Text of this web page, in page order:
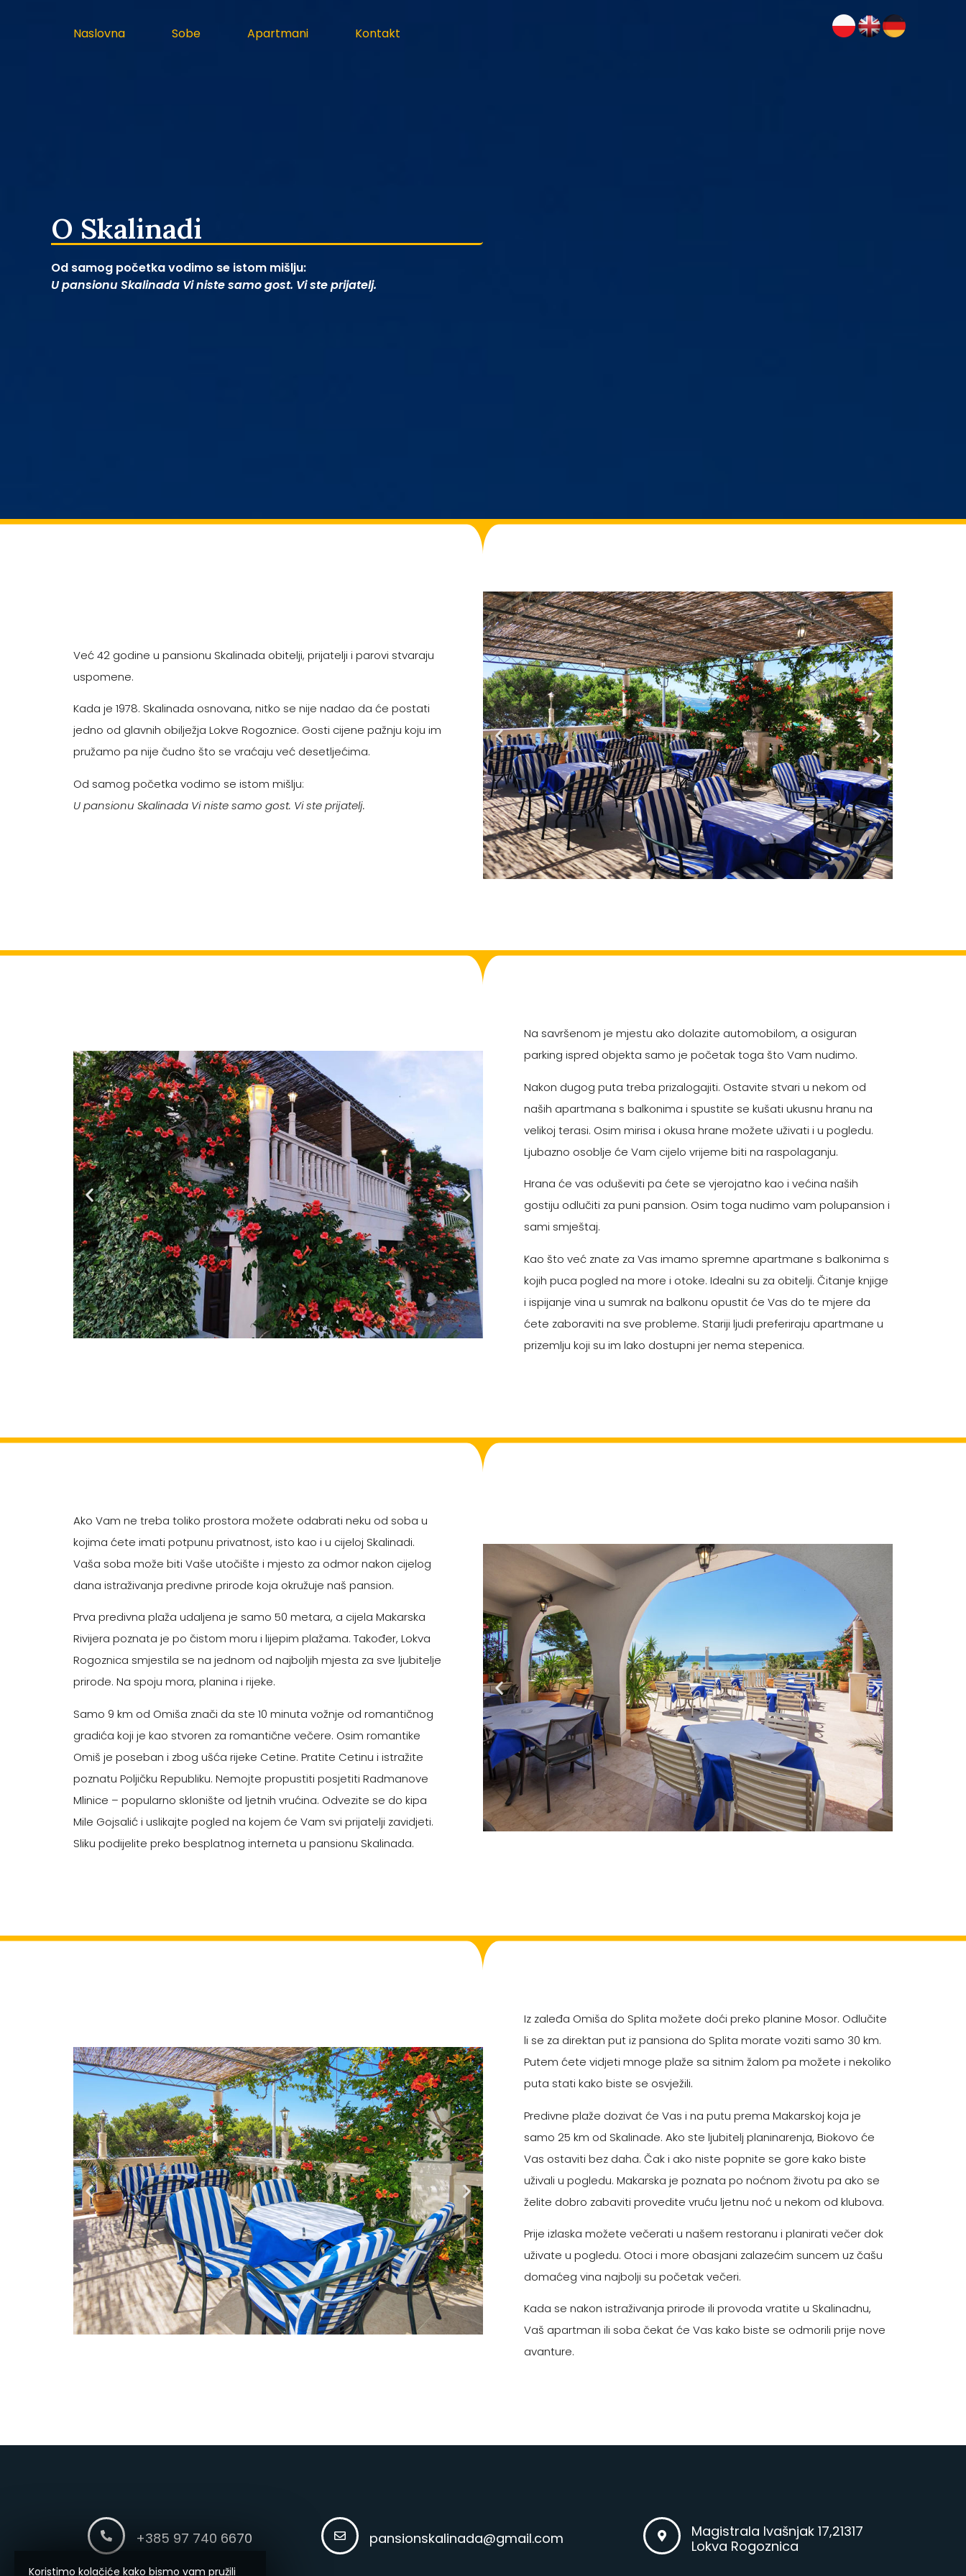
Naslovna Sobe Apartmani Kontakt
O Skalinadi
Od samog početka vodimo se istom mišlju:
U pansionu Skalinada Vi niste samo gost. Vi ste prijatelj.
Već 42 godine u pansionu Skalinada obitelji, prijatelji i parovi stvaraju
uspomene.
Kada je 1978. Skalinada osnovana, nitko se nije nadao da će postati
jedno od glavnih obilježja Lokve Rogoznice. Gosti cijene pažnju koju im
pružamo pa nije čudno što se vraćaju već desetljećima.
Od samog početka vodimo se istom mišlju:
U pansionu Skalinada Vi niste samo gost. Vi ste prijatelj.
Na savršenom je mjestu ako dolazite automobilom, a osiguran
parking ispred objekta samo je početak toga što Vam nudimo.
Nakon dugog puta treba prizalogajiti. Ostavite stvari u nekom od
naših apartmana s balkonima i spustite se kušati ukusnu hranu na
velikoj terasi. Osim mirisa i okusa hrane možete uživati i u pogledu.
Ljubazno osoblje će Vam cijelo vrijeme biti na raspolaganju.
Hrana će vas oduševiti pa ćete se vjerojatno kao i većina naših
gostiju odlučiti za puni pansion. Osim toga nudimo vam polupansion i
sami smještaj.
Kao što već znate za Vas imamo spremne apartmane s balkonima s
kojih puca pogled na more i otoke. Idealni su za obitelji. Čitanje knjige
i ispijanje vina u sumrak na balkonu opustit će Vas do te mjere da
ćete zaboraviti na sve probleme. Stariji ljudi preferiraju apartmane u
prizemlju koji su im lako dostupni jer nema stepenica.
Ako Vam ne treba toliko prostora možete odabrati neku od soba u
kojima ćete imati potpunu privatnost, isto kao i u cijeloj Skalinadi.
Vaša soba može biti Vaše utočište i mjesto za odmor nakon cijelog
dana istraživanja predivne prirode koja okružuje naš pansion.
Prva predivna plaža udaljena je samo 50 metara, a cijela Makarska
Rivijera poznata je po čistom moru i lijepim plažama. Također, Lokva
Rogoznica smjestila se na jednom od najboljih mjesta za sve ljubitelje
prirode. Na spoju mora, planina i rijeke.
Samo 9 km od Omiša znači da ste 10 minuta vožnje od romantičnog
gradića koji je kao stvoren za romantične večere. Osim romantike
Omiš je poseban i zbog ušća rijeke Cetine. Pratite Cetinu i istražite
poznatu Poljičku Republiku. Nemojte propustiti posjetiti Radmanove
Mlinice – popularno sklonište od ljetnih vrućina. Odvezite se do kipa
Mile Gojsalić i uslikajte pogled na kojem će Vam svi prijatelji zavidjeti.
Sliku podijelite preko besplatnog interneta u pansionu Skalinada.
Iz zaleđa Omiša do Splita možete doći preko planine Mosor. Odlučite
li se za direktan put iz pansiona do Splita morate voziti samo 30 km.
Putem ćete vidjeti mnoge plaže sa sitnim žalom pa možete i nekoliko
puta stati kako biste se osvježili.
Predivne plaže dozivat će Vas i na putu prema Makarskoj koja je
samo 25 km od Skalinade. Ako ste ljubitelj planinarenja, Biokovo će
Vas ostaviti bez daha. Čak i ako niste popnite se gore kako biste
uživali u pogledu. Makarska je poznata po noćnom životu pa ako se
želite dobro zabaviti provedite vruću ljetnu noć u nekom od klubova.
Prije izlaska možete večerati u našem restoranu i planirati večer dok
uživate u pogledu. Otoci i more obasjani zalazećim suncem uz čašu
domaćeg vina najbolji su početak večeri.
Kada se nakon istraživanja prirode ili provoda vratite u Skalinadnu,
Vaš apartman ili soba čekat će Vas kako biste se odmorili prije nove
avanture.
+385 97 740 6670 pansionskalinada@gmail.com
Magistrala Ivašnjak 17,21317
Lokva Rogoznica
Koristimo kolačiće kako bismo vam pružili